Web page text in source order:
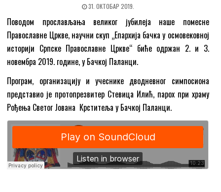
31. ОКТОБАР 2019.
Поводом прослављања великог јубилеја наше помесне
Православне Цркве, научни скуп „Епархија бачка у осмовековној
историји Српске Православне Цркве“ биће одржан 2. и 3.
новембра 2019. године, у Бачкој Паланци.
Програм, организацију и учеснике дводневног симпосиона
представио је протопрезвитер Стевица Илић, парох при храму
Рођења Светог Јована Крститеља у Бачкој Паланци.